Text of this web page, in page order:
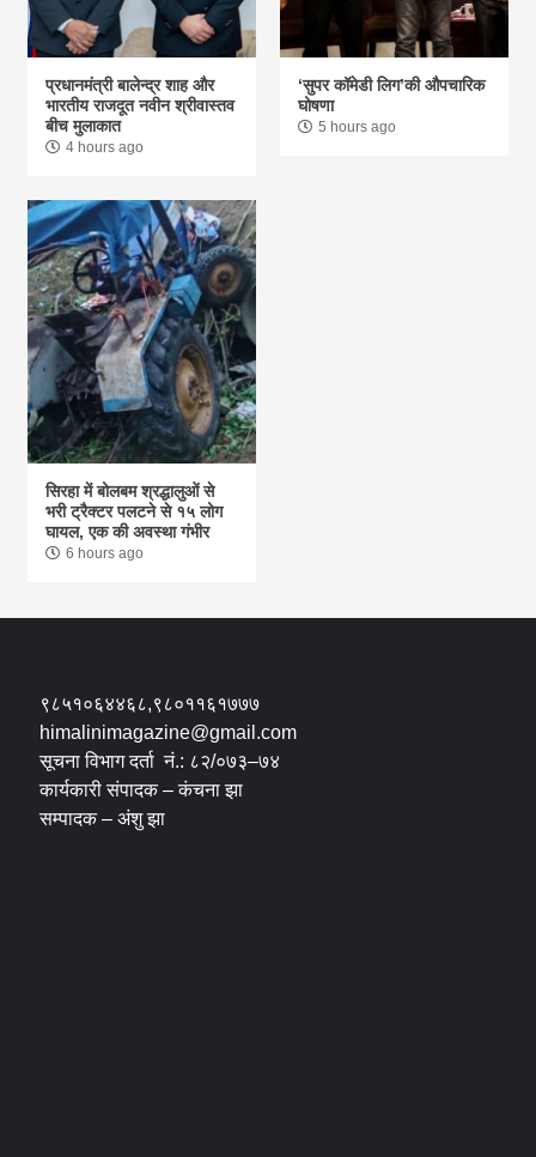
प्रधानमंत्री बालेन्द्र शाह और
भारतीय राजदूत नवीन श्रीवास्तव
बीच मुलाकात
4 hours ago
‘सुपर कॉमेडी लिग’की औपचारिक
घोषणा
5 hours ago
सिरहा में बोलबम श्रद्धालुओं से
भरी ट्रैक्टर पलटने से १५ लोग
घायल, एक की अवस्था गंभीर
6 hours ago
९८५१०६४४६८,९८०११६१७७७
himalinimagazine@gmail.com
सूचना विभाग दर्ता नं.: ८२/०७३–७४
कार्यकारी संपादक – कंचना झा
सम्पादक – अंशु झा